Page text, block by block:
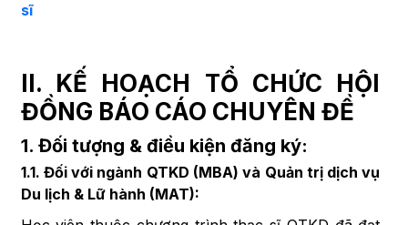
sĩ
II. KẾ HOẠCH TỔ CHỨC HỘI
ĐỒNG BÁO CÁO CHUYÊN ĐỀ
1. Đối tượng & điều kiện đăng ký:
1.1. Đối với ngành QTKD (MBA) và Quản trị dịch vụ
Du lịch & Lữ hành (MAT):